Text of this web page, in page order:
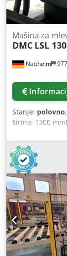
Nattheim
Mašina za
DMC LSL 130
Stanje: polovno
širina: 1300
jedinica
valjak / cipela
100 Verzija 2.
cipela Prečnik
čelični valjak
pojedinačne
pojas duva: Da
Mesto: Novi Sad